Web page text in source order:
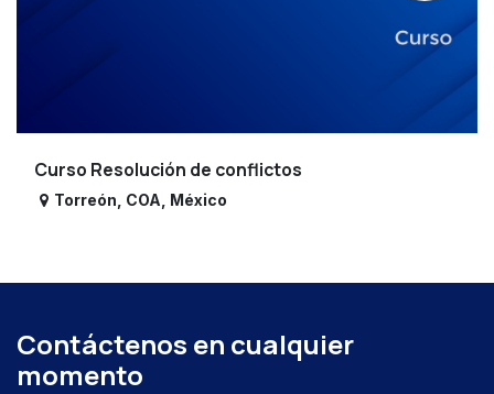
Curso Resolución de conflictos
Torreón COA México
Contáctenos en cualquier
momento